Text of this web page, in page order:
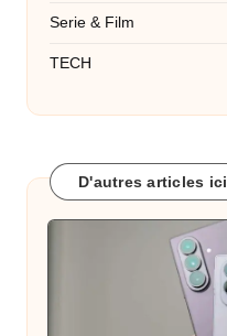
Serie & Film
TECH
D'autres articles ici